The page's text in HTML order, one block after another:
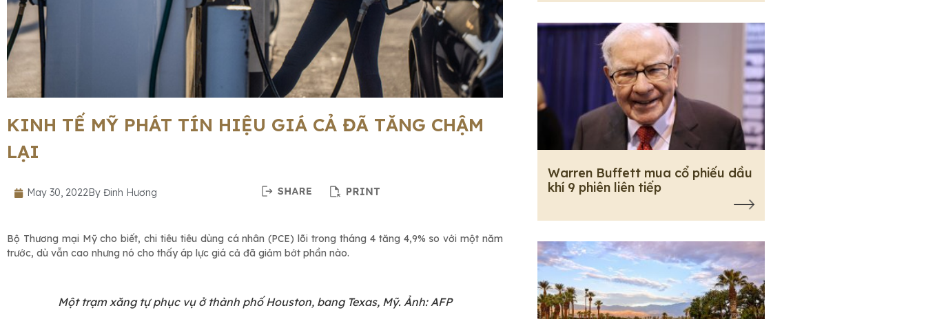
KINH TẾ MỸ PHÁT TÍN HIỆU GIÁ CẢ ĐÃ TĂNG CHẬM
LẠI
May 30, 2022By Đinh Hương
Bộ Thương mại Mỹ cho biết, chi tiêu tiêu dùng cá nhân (PCE) lõi trong tháng 4 tăng 4,9% so với một năm
trước, dù vẫn cao nhưng nó cho thấy áp lực giá cả đã giảm bớt phần nào.
Một trạm xăng tự phục vụ ở thành phố Houston, bang Texas, Mỹ. Ảnh: AFP
Warren Buffett mua cổ phiếu dầu
khí 9 phiên liên tiếp